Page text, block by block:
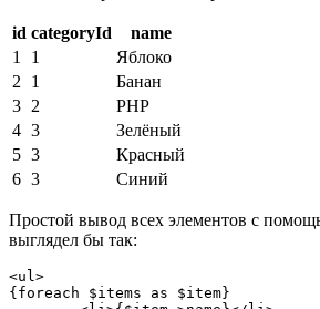
id categoryId
name
1
1
Яблоко
2
1
Банан
3 2
PHP
4 3
Зелёный
5 3
Красный
6 3 Синий
Простой вывод всех элементов с
выглядел бы так:
<ul>
{foreach $items as $item}